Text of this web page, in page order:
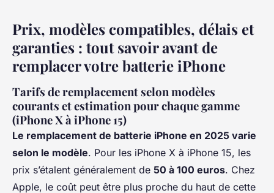
Prix, modèles compatibles, délais et
garanties : tout savoir avant de
remplacer votre batterie iPhone
Tarifs de remplacement selon modèles
courants et estimation pour chaque gamme
(iPhone X à iPhone 15)
Le remplacement de batterie iPhone en 2025 varie
selon le modèle. Pour les iPhone X à iPhone 15, les
prix s’étalent généralement de 50 à 100 euros. Chez
Apple, le coût peut être plus proche du haut de cette